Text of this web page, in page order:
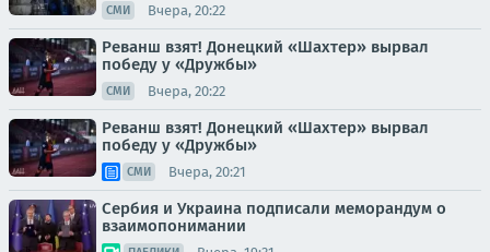
СМИ Вчера, 20:22
Реванш взят! Донецкий «Шахтер» вырвал
победу у «Дружбы»
СМИ Вчера, 20:22
Реванш взят! Донецкий «Шахтер» вырвал
победу у «Дружбы»
СМИ Вчера, 20:21
Сербия и Украина подписали меморандум о
взаимопонимании